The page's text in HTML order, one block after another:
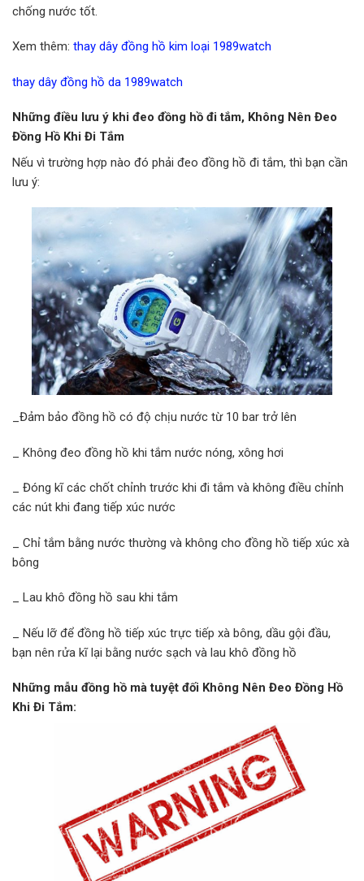
chống nước tốt.
Xem thêm: thay dây đồng hồ kim loại 1989watch
thay dây đồng hồ da 1989watch
Những điều lưu ý khi đeo đồng hồ đi tắm, Không Nên Đeo
Đồng Hồ Khi Đi Tắm
Nếu vì trường hợp nào đó phải đeo đồng hồ đi tắm, thì bạn cần
lưu ý:
_Đảm bảo đồng hồ có độ chịu nước từ 10 bar trở lên
_ Không đeo đồng hồ khi tắm nước nóng, xông hơi
_ Đóng kĩ các chốt chỉnh trước khi đi tắm và không điều chỉnh
các nút khi đang tiếp xúc nước
_ Chỉ tắm bằng nước thường và không cho đồng hồ tiếp xúc xà
bông
_ Lau khô đồng hồ sau khi tắm
_ Nếu lỡ để đồng hồ tiếp xúc trực tiếp xà bông, dầu gội đầu,
bạn nên rửa kĩ lại bằng nước sạch và lau khô đồng hồ
Những mẫu đồng hồ mà tuyệt đối Không Nên Đeo Đồng Hồ
Khi Đi Tắm: